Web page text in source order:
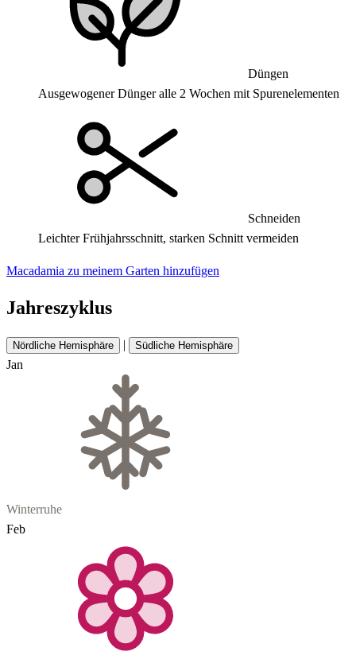
Düngen
Ausgewogener Dünger alle 2 Wochen mit Spurenelementen
Schneiden
Leichter Frühjahrsschnitt, starken Schnitt vermeiden
Macadamia zu meinem Garten hinzufügen
Jahreszyklus
Nördliche Hemisphäre | Südliche Hemisphäre
Jan
Winterruhe
Feb